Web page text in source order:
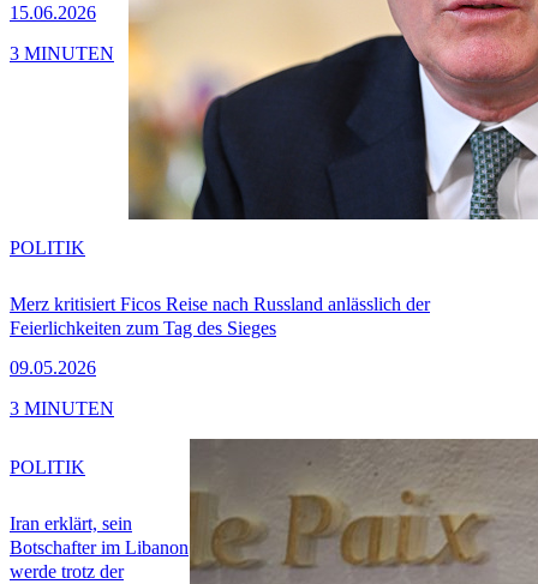
15.06.2026
3 MINUTEN
Merz kritisiert Ficos Reise nach Russland anlässlich der
Feierlichkeiten zum Tag des Sieges
09.05.2026
POLITIK
3 MINUTEN
Iran erklärt, sein
Botschafter im Libanon
werde trotz der
POLITIK